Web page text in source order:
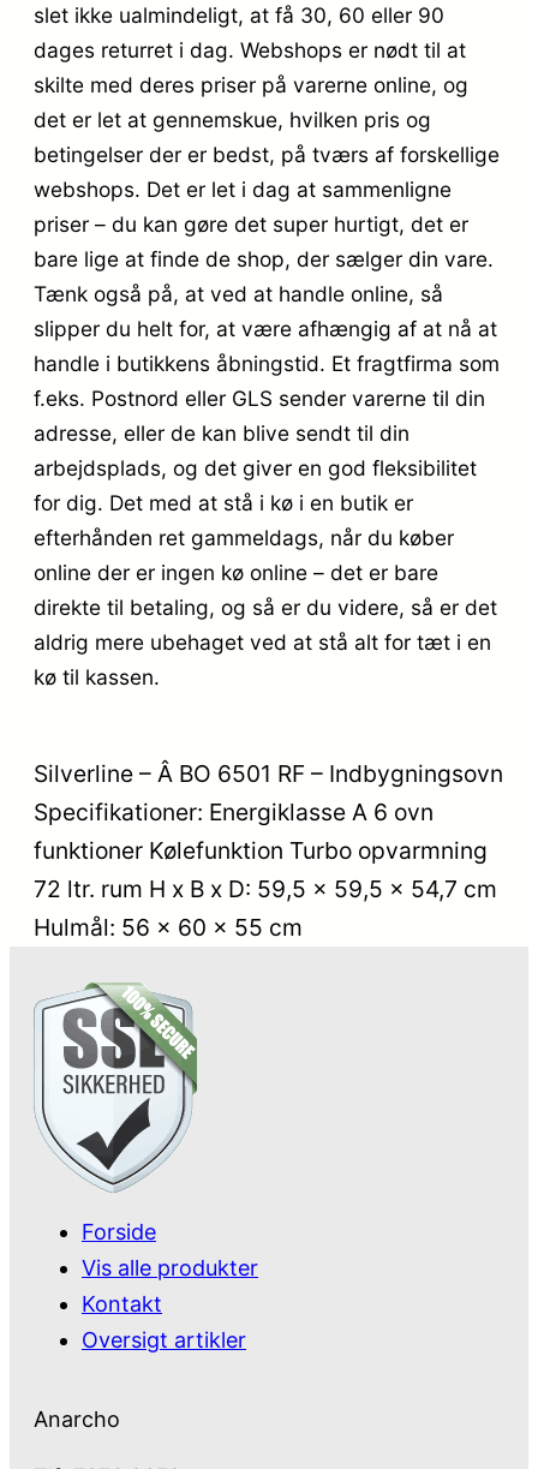
slet ikke ualmindeligt, at få 30, 60 eller 90
dages returret i dag. Webshops er nødt til at
skilte med deres priser på varerne online, og
det er let at gennemskue, hvilken pris og
betingelser der er bedst, på tværs af forskellige
webshops. Det er let i dag at sammenligne
priser – du kan gøre det super hurtigt, det er
bare lige at finde de shop, der sælger din vare.
Tænk også på, at ved at handle online, så
slipper du helt for, at være afhængig af at nå at
handle i butikkens åbningstid. Et fragtfirma som
f.eks. Postnord eller GLS sender varerne til din
adresse, eller de kan blive sendt til din
arbejdsplads, og det giver en god fleksibilitet
for dig. Det med at stå i kø i en butik er
efterhånden ret gammeldags, når du køber
online der er ingen kø online – det er bare
direkte til betaling, og så er du videre, så er det
aldrig mere ubehaget ved at stå alt for tæt i en
kø til kassen.
Silverline – Â BO 6501 RF – Indbygningsovn
Specifikationer: Energiklasse A 6 ovn
funktioner Kølefunktion Turbo opvarmning
72 ltr. rum H x B x D: 59,5 x 59,5 x 54,7 cm
Hulmål: 56 x 60 x 55 cm
Forside
Vis alle produkter
Kontakt
Oversigt artikler
Anarcho